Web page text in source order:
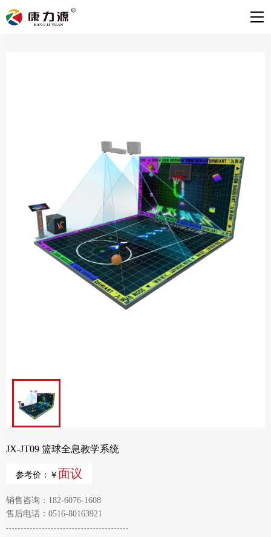
JX-JT09 篮球全息教学系统
参考价：￥ 面议
销售咨询：182-6076-1608
售后电话：0516-80163921